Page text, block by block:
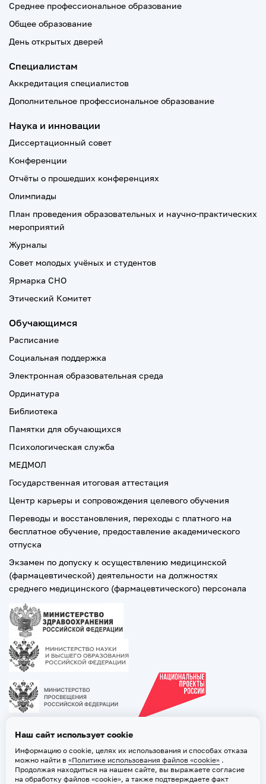
Среднее профессиональное образование
Общее образование
День открытых дверей
Специалистам
Аккредитация специалистов
Дополнительное профессиональное образование
Наука и инновации
Диссертационный совет
Конференции
Отчёты о прошедших конференциях
Олимпиады
План проведения образовательных и научно-практических
мероприятий
Журналы
Совет молодых учёных и студентов
Ярмарка СНО
Этический Комитет
Обучающимся
Расписание
Социальная поддержка
Электронная образовательная среда
Ординатура
Библиотека
Памятки для обучающихся
Психологическая служба
МЕДМОЛ
Государственная итоговая аттестация
Центр карьеры и сопровождения целевого обучения
Переводы и восстановления, переходы с платного на
бесплатное обучение, предоставление академического
отпуска
Экзамен по допуску к осуществлению медицинской
(фармацевтической) деятельности на должностях
среднего медицинского (фармацевтического) персонала
Наш сайт использует cookie
Информацию о cookie, целях их использования и способах отказа
можно найти в «Политике использования файлов «cookie» .
Продолжая находиться на нашем сайте, вы выражаете согласие
на обработку файлов «cookie», а также подтверждаете факт